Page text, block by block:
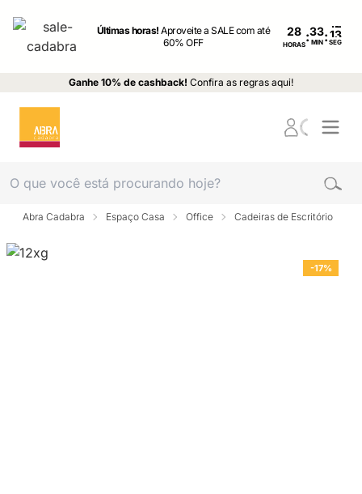
Últimas horas!Aproveite a SALE com até
60% OFF
28
HORAS: MIN : SEG
Ganhe 10% de cashback! Confira as regras aqui!
Abra Cadabra Espaço Casa Office Cadeiras de Escritório
-17%